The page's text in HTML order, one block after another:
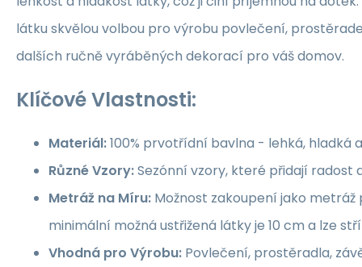
látku skvělou volbou pro výrobu povlečení,
dalších ručně vyráběných dekorací pro váš domov.
Klíčové Vlastnosti:
Materiál:100% prvotřídní bavlna - lehká, hladká
Různé Vzory:Sezónní vzory, které přidají radost
Metráž na Míru: Možnost zakoupení jako
minimální možná ustřižená látky je 10 cm a lze
Vhodná pro Výrobu: Povlečení, prostěradla,